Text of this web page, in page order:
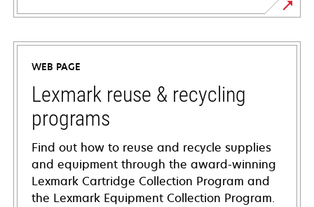
opens
in
new
tab
WEB PAGE
Lexmark reuse & recycling
programs
Find out how to reuse and recycle supplies
and equipment through the award-winning
Lexmark Cartridge Collection Program and
the Lexmark Equipment Collection Program.